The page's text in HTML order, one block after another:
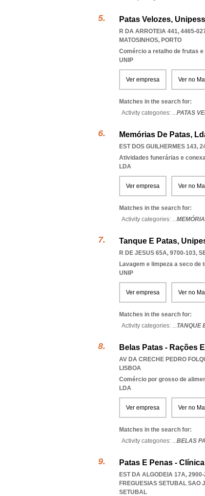
Patas Velozes,
R DA ARROTEIA 441, 4465-
MATOSINHOS, PORTO
Comércio a retalho de frutas
UNIP
Ver empresa Ver no
Matches in the search for:
Activity categories: ...PATAS
Memórias De Patas,
EST DOS GUILHERMES 143,
Atividades funerárias e
LDA
Ver empresa Ver no
Matches in the search for:
Activity categories: ...
Tanque E Patas,
R DE JESUS 65A, 9700-103,
Lavagem e limpeza a seco de
UNIP
Ver empresa Ver no
Matches in the search for:
Activity categories: ...TANQUE
Belas Patas - Rações
AV DA CRECHE PEDRO
LISBOA
Comércio por grosso de
LDA
Ver empresa Ver no
Matches in the search for:
Activity categories: ...BELAS
Patas E Penas -
EST DA ALGODEIA 17A,
FREGUESIAS SETUBAL
SETUBAL